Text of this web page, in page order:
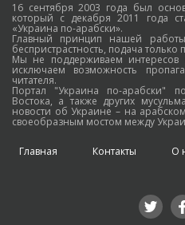
16 сентября 2003 года был
который с декабря 2011 года
«Украина по-арабски».
Главный принцип нашей
беспристрастность, подача
Мы не поддерживаем
исключаем возможность
читателя.
Портал "Украина по-арабски"
Востока, а также других
новости об Украине – на
своеобразным мостом между
Главная Контакты О